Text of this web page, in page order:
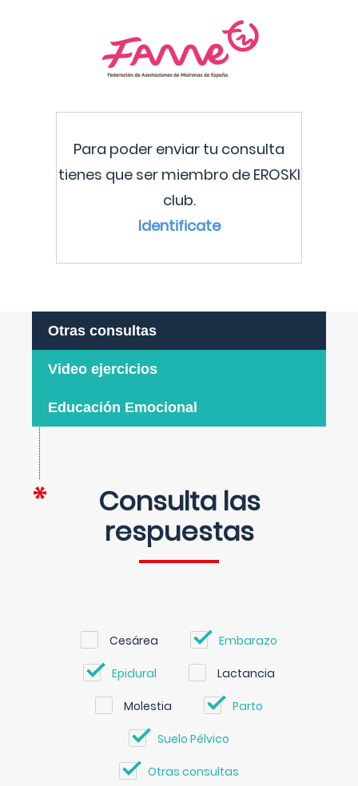
Para poder enviar tu consulta
tienes que ser miembro de EROSKI
club.
Identificate
Otras consultas
Video ejercicios
Educación Emocional
Consulta las
respuestas
Cesárea Embarazo
Epidural Lactancia
Molestia Parto
Suelo Pélvico
Otras consultas